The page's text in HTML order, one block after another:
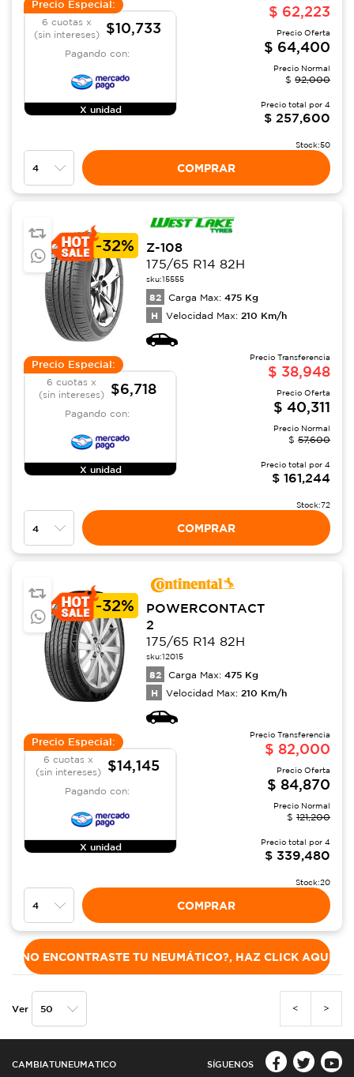
Precio Especial:
6 cuotas x
(sin intereses)
$10,733
Pagando con:
X unidad
$ 62,223
Precio Oferta
$ 64,400
Precio Normal
$ 92,000
Precio total por 4
$ 257,600
Stock:50
COMPRAR
-32%
Z-108
175/65 R14 82H
sku:15555
82 Carga Max: 475 Kg
H Velocidad Max: 210 Km/h
Precio Especial:
6 cuotas x
(sin intereses)
$6,718
Pagando con:
X unidad
Precio Transferencia
$ 38,948
Precio Oferta
$ 40,311
Precio Normal
$ 57,600
Precio total por 4
$ 161,244
Stock:72
COMPRAR
-32%
POWERCONTACT
2
175/65 R14 82H
sku:12015
82 Carga Max: 475 Kg
H Velocidad Max: 210 Km/h
Precio Especial:
6 cuotas x
(sin intereses)
$14,145
Pagando con:
X unidad
Precio Transferencia
$ 82,000
Precio Oferta
$ 84,870
Precio Normal
$ 121,200
Precio total por 4
$ 339,480
Stock:20
COMPRAR
NO ENCONTRASTE TU NEUMÁTICO?, HAZ CLICK AQUÍ
Ver < >
CAMBIATUNEUMATICO SÍGUENOS